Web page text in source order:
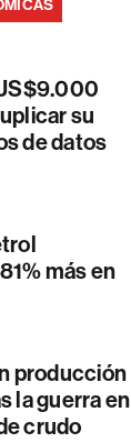
su
de datos
más en
producción
la guerra en
crudo